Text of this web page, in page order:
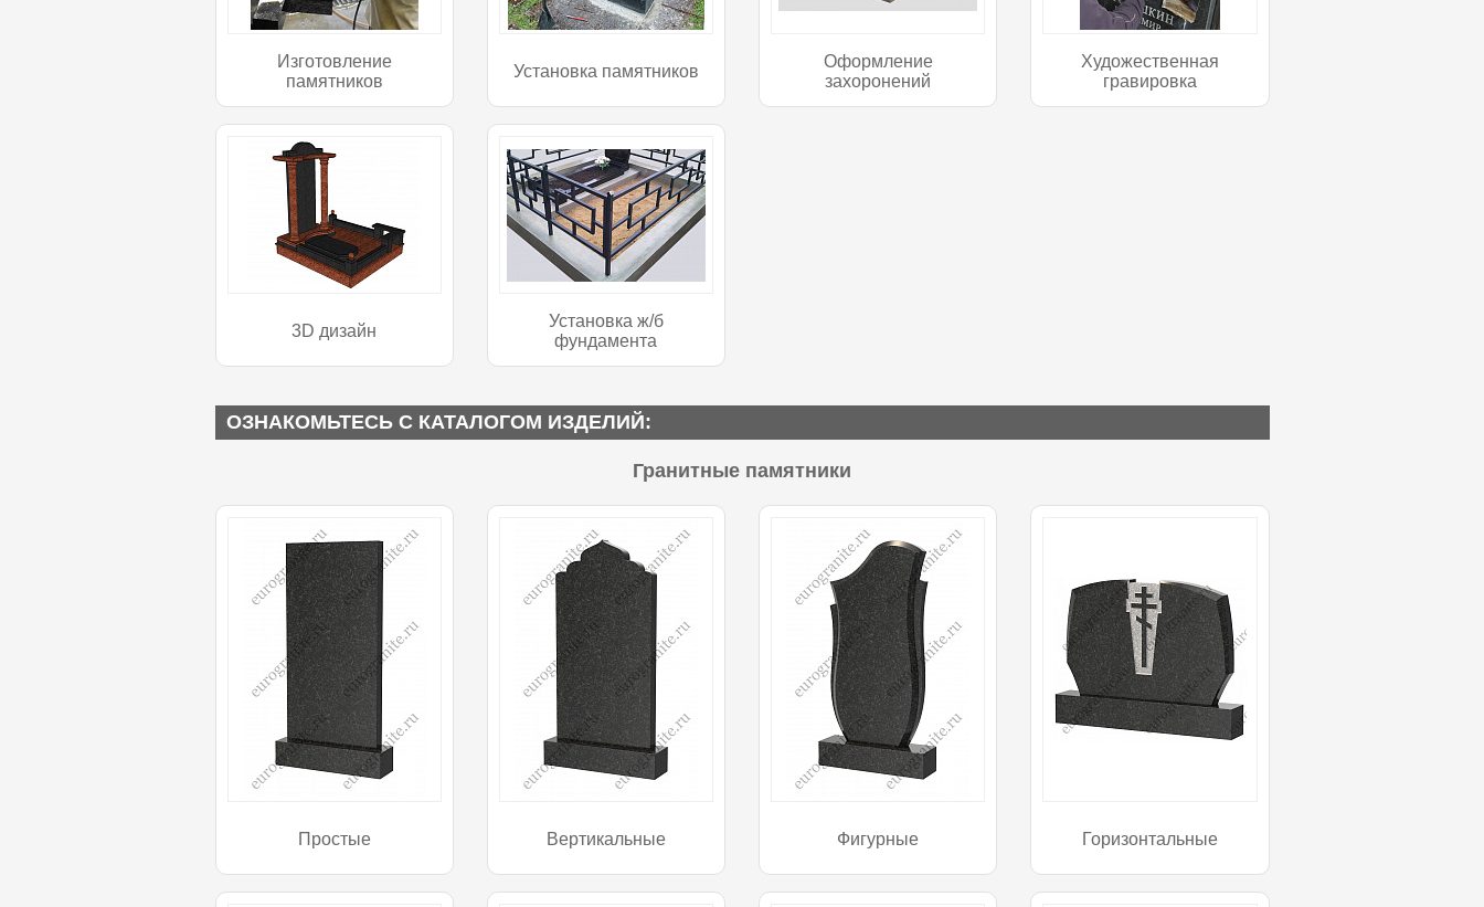
Изготовление
памятников
Установка памятников
Оформление
захоронений
Художественная
гравировка
3D дизайн
Установка ж/б
фундамента
ОЗНАКОМЬТЕСЬ С КАТАЛОГОМ ИЗДЕЛИЙ:
Гранитные памятники
Простые Вертикальные Фигурные Горизонтальные